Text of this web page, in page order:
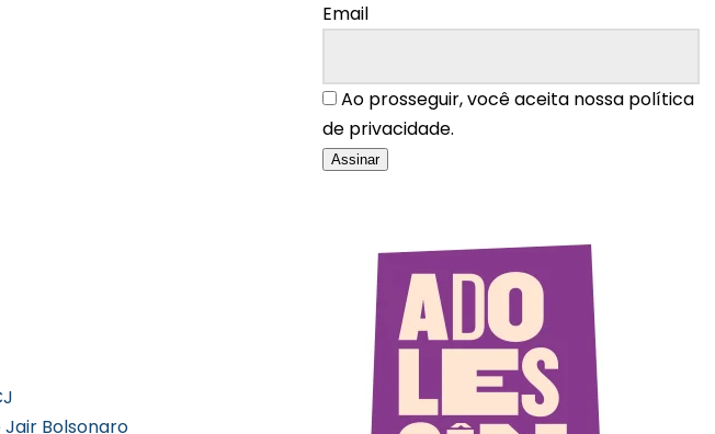
Bolsonaro
Email
Ao prosseguir, você aceita nossa política
de privacidade.